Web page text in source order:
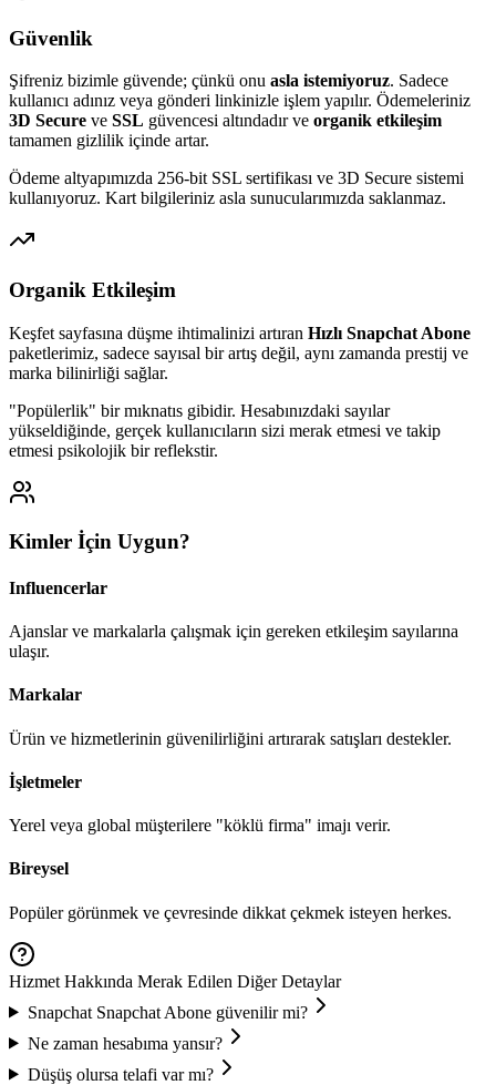
Güvenlik
Şifreniz bizimle güvende; çünkü onu asla istemiyoruz. Sadece
kullanıcı adınız veya gönderi linkinizle işlem yapılır. Ödemeleriniz
3D Secure ve SSL güvencesi altındadır ve organik etkileşim
tamamen gizlilik içinde artar.
Ödeme altyapımızda 256-bit SSL sertifikası ve 3D Secure sistemi
kullanıyoruz. Kart bilgileriniz asla sunucularımızda saklanmaz.
Organik Etkileşim
Keşfet sayfasına düşme ihtimalinizi artıran Hızlı Snapchat Abone
paketlerimiz, sadece sayısal bir artış değil, aynı zamanda prestij ve
marka bilinirliği sağlar.
"Popülerlik" bir mıknatıs gibidir. Hesabınızdaki sayılar
yükseldiğinde, gerçek kullanıcıların sizi merak etmesi ve takip
etmesi psikolojik bir reflekstir.
Kimler İçin Uygun?
Influencerlar
Ajanslar ve markalarla çalışmak için gereken etkileşim sayılarına
ulaşır.
Markalar
Ürün ve hizmetlerinin güvenilirliğini artırarak satışları destekler.
İşletmeler
Yerel veya global müşterilere "köklü firma" imajı verir.
Bireysel
Popüler görünmek ve çevresinde dikkat çekmek isteyen herkes.
Hizmet Hakkında Merak Edilen Diğer Detaylar
Snapchat Snapchat Abonegüvenilir mi?
Ne zaman hesabıma yansır?
Düşüş olursa telafi var mı?